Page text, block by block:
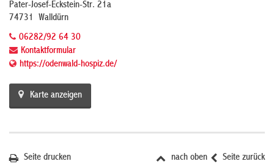
Pater-Josef-Eckstein-Str. 21a
74731 Walldürn
06282/92 64 30
Kontaktformular
https://odenwald-hospiz.de/
Karte anzeigen
Seite zurück
nach oben
Seite drucken